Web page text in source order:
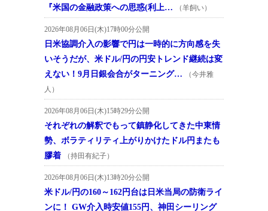
『米国の金融政策への思惑(利上…
（羊飼い）
2026年08月06日(木)17時00分公開
日米協調介入の影響で円は一時的に方向感を失
いそうだが、米ドル/円の円安トレンド継続は変
えない！9月日銀会合がターニング…
（今井雅
人）
2026年08月06日(木)15時29分公開
それぞれの解釈でもって鎮静化してきた中東情
勢、ボラティリティ上がりかけたドル円またも
膠着
（持田有紀子）
2026年08月06日(木)13時20分公開
米ドル/円の160～162円台は日米当局の防衛ライ
ンに！ GW介入時安値155円、神田シーリング